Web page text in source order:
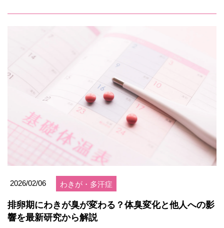
2026/02/06 わきが・多汗症
排卵期にわきが臭が変わる？体臭変化と他人への影
響を最新研究から解説